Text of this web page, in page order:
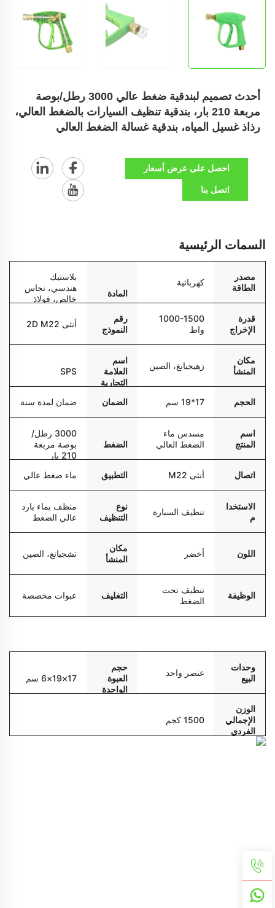
أحدث تصميم لبندقية ضغط عالي 3000 رطل/بوصة
مربعة 210 بار، بندقية تنظيف السيارات بالضغط العالي،
رذاذ غسيل المياه، بندقية غسالة الضغط العالي
احصل على عرض أسعار
اتصل بنا
السمات الرئيسية
مصدر
الطاقة
كهربائية
المادة
بلاستيك
هندسي، نحاس
خالص، فولاذ
قدرة
الإخراج
1000-1500
واط
رقم
النموذج
أنثى 2D M22
مكان
المنشأ
زهيجيانغ، الصين
اسم
العلامة
التجارية
SPS
الحجم 17*19 سم الضمان ضمان لمدة سنة
اسم
المنتج
مسدس ماء
الضغط العالي
الضغط
3000 رطل/
بوصة مربعة
210 بار
اتصال
أنثى M22 التطبيق ماء ضغط عالي
الاستخدا
م
تنظيف السيارة
نوع
التنظيف
منظف بماء بارد
عالي الضغط
اللون أخضر
مكان
المنشأ
تشجيانغ، الصين
الوظيفة
تنظيف تحت
الضغط
التغليف عبوات مخصصة
وحدات
البيع
عنصر واحد
حجم
العبوة
الواحدة
17×19×6 سم
الوزن
الإجمالي
الفردي
1500 كجم